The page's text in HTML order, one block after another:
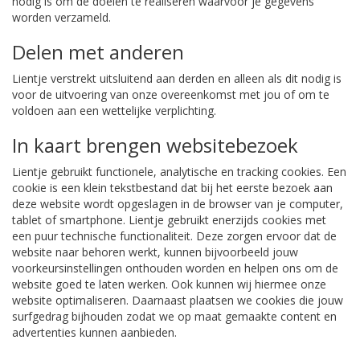
worden verzameld.
Delen met anderen
Lientje verstrekt uitsluitend aan derden en alleen als dit nodig is
voor de uitvoering van onze overeenkomst met jou of om te
voldoen aan een wettelijke verplichting.
In kaart brengen websitebezoek
Lientje gebruikt functionele, analytische en tracking cookies. Een
cookie is een klein tekstbestand dat bij het eerste bezoek aan
deze website wordt opgeslagen in de browser van je computer,
tablet of smartphone. Lientje gebruikt enerzijds cookies met
een puur technische functionaliteit. Deze zorgen ervoor dat de
website naar behoren werkt, kunnen bijvoorbeeld jouw
voorkeursinstellingen onthouden worden en helpen ons om de
website goed te laten werken. Ook kunnen wij hiermee onze
website optimaliseren. Daarnaast plaatsen we cookies die jouw
surfgedrag bijhouden zodat we op maat gemaakte content en
advertenties kunnen aanbieden.